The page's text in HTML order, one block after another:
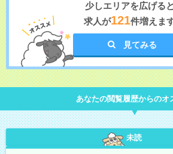
少しエリアを広げると
求人が121件増えま
見てみる
あなたの閲覧履歴からのオ
未読